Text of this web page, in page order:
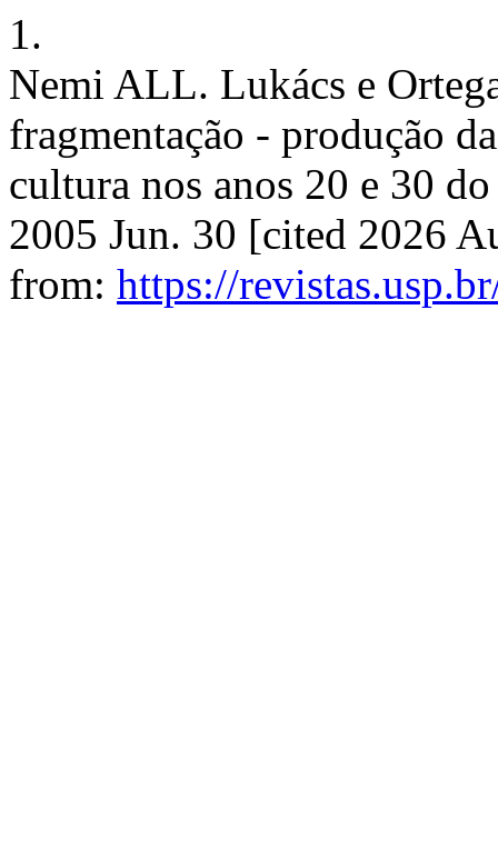
1.
Nemi ALL. Lukács e
fragmentação - produção
cultura nos anos 20 e 30
2005 Jun. 30 [cited 2026
from: https://